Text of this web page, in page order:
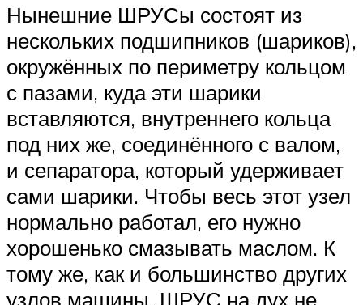
Нынешние ШРУСы состоят из
нескольких подшипников (шариков),
окружённых по периметру кольцом
с пазами, куда эти шарики
вставляются, внутреннего кольца
под них же, соединённого с валом,
и сепаратора, который удерживает
сами шарики. Чтобы весь этот узел
нормально работал, его нужно
хорошенько смазывать маслом. К
тому же, как и большинство других
узлов машины, ШРУС на дух не